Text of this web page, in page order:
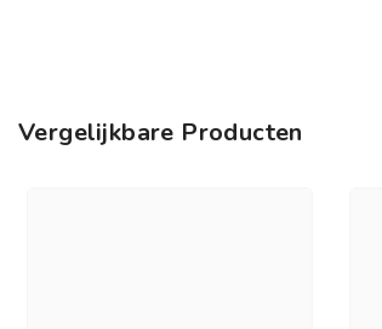
Verantwoordelijk voor het in de
De Traay BV
Vergelijkbare Producten